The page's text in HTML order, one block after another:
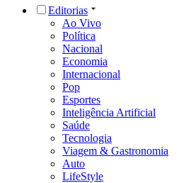
Editorias
Ao Vivo
Política
Nacional
Economia
Internacional
Pop
Esportes
Inteligência Artificial
Saúde
Tecnologia
Viagem & Gastronomia
Auto
LifeStyle